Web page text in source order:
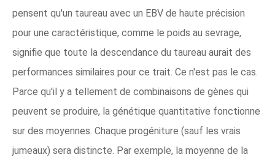
pensent qu'un taureau avec un EBV de haute précision
pour une caractéristique, comme le poids au sevrage,
signifie que toute la descendance du taureau aurait des
performances similaires pour ce trait. Ce n'est pas le cas.
Parce qu'il y a tellement de combinaisons de gènes qui
peuvent se produire, la génétique quantitative fonctionne
sur des moyennes. Chaque progéniture (sauf les vrais
jumeaux) sera distincte. Par exemple, la moyenne de la